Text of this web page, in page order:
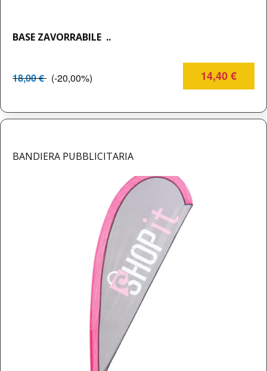
BASE ZAVORRABILE ..
18,00 € (-20,00%) 14,40 €
BANDIERA PUBBLICITARIA